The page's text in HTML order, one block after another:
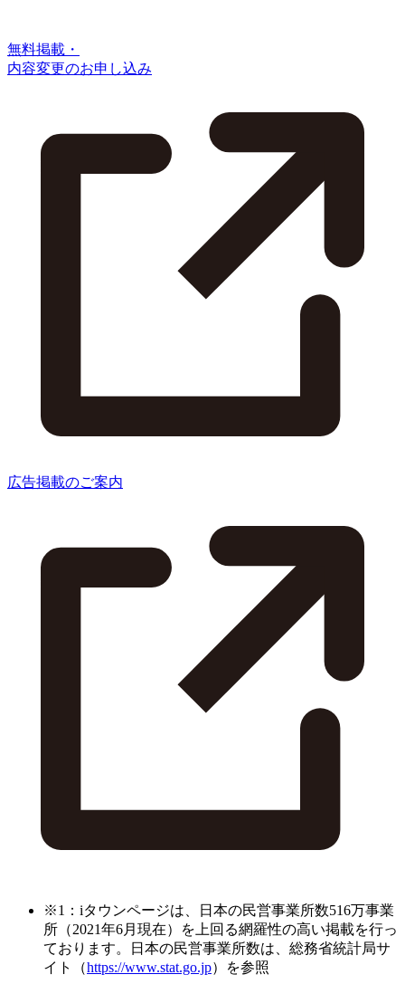
無料掲載・
内容変更のお申し込み
広告掲載のご案内
※1：iタウンページは、日本の民営事業所数516万事業
所（2021年6月現在）を上回る網羅性の高い掲載を行っ
ております。日本の民営事業所数は、総務省統計局サ
イト（https://www.stat.go.jp）を参照